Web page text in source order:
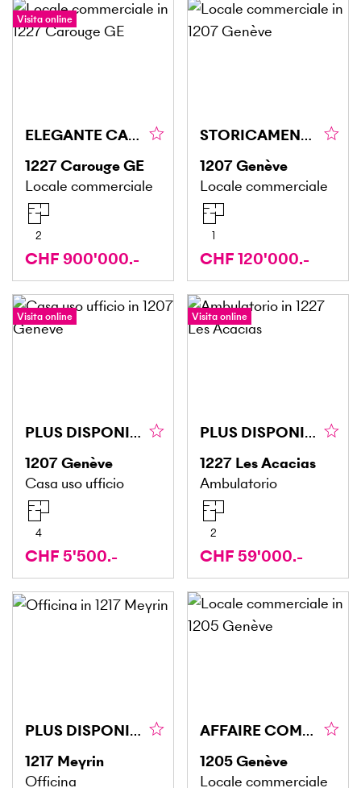
Visita online
ELEGANTE CANTINA IN CAROUGE
1227Carouge GE
Locale commerciale
2
CHF 900'000.-
STORICAMENTE, PER GLI APPASSIONATI DI MODELLISMO
1207Genève
Locale commerciale
1
CHF 120'000.-
Visita online
PLUS DISPONIBLE
1207Genève
Casa uso ufficio
4
CHF 5'500.-
Visita online
PLUS DISPONIBLE PLUS DISPONIBLE
1227 Les Acacias
Ambulatorio
2
CHF 59'000.-
PLUS DISPONIBLE
1217 Meyrin
Officina
AFFAIRE COMMERCE - SITUATION IDÉALE
1205Genève
Locale commerciale